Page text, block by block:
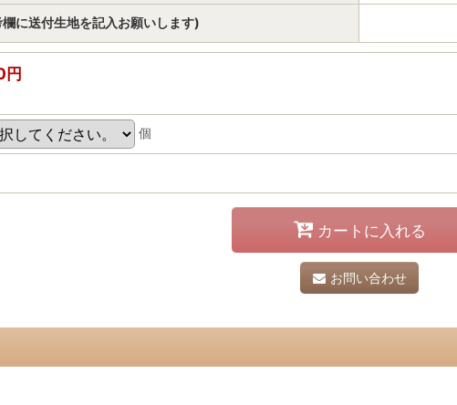
送付生地を記入お願いします)
円
個
カートに入れる
お問い合わせ